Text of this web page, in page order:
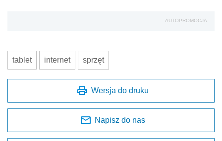
AUTOPROMOCJA
tablet internet sprzęt
Wersja do druku
Napisz do nas